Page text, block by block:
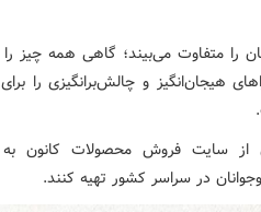
را متفاوت می‌بیند؛ گاهی همه چیز
هیجان‌انگیز و چالش‌برانگیزی را
این کتاب را با قیمت ۲۰۰هزار تومان از سایت فروش محصولات